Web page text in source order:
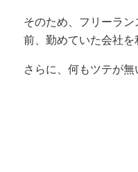
そのため、フリーラ
前、勤めていた会社を
さらに、何もツテが